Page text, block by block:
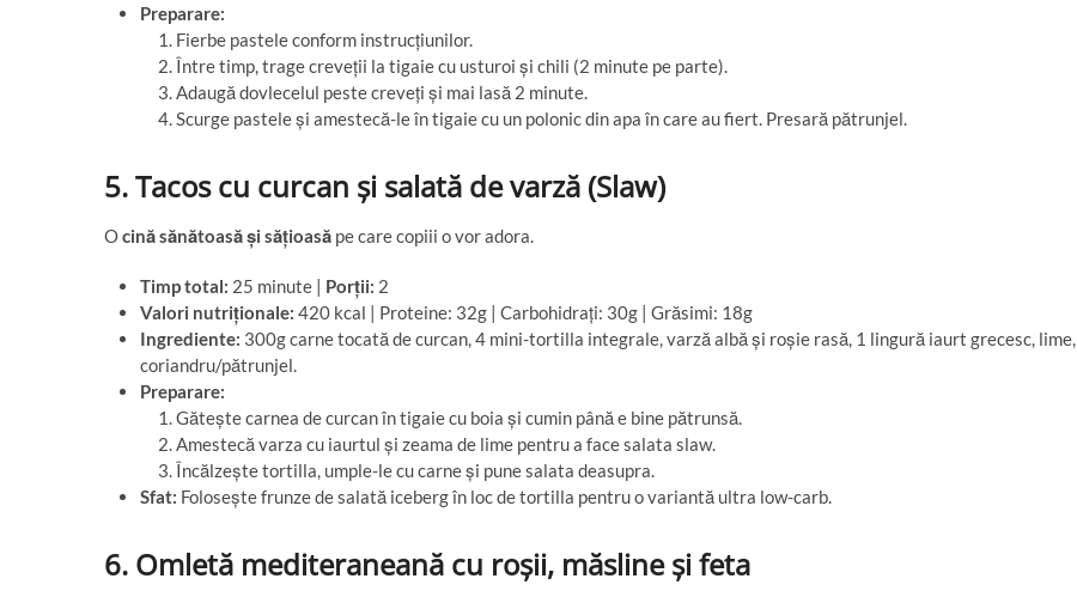
Preparare:
Fierbe pastele conform instrucțiunilor.
Între timp, trage creveții la tigaie cu usturoi și chili (2 minute pe parte).
Adaugă dovlecelul peste creveți și mai lasă 2 minute.
Scurge pastele și amestecă-le în tigaie cu un polonic din apa în care au fiert. Presară pătrunjel.
5. Tacos cu curcan și salată de varză (Slaw)
Ocină sănătoasă și sățioasă pe care copiii o vor adora.
Timp total: 25 minute | Porții: 2
Valori nutriționale: 420 kcal | Proteine: 32g | Carbohidrați: 30g | Grăsimi: 18g
Ingrediente: 300g carne tocată de curcan, 4 mini-tortilla integrale, varză albă și roșie rasă, 1 lingură iaurt grecesc, lime,
coriandru/pătrunjel.
Preparare:
Gătește carnea de curcan în tigaie cu boia și cumin până e bine pătrunsă.
Amestecă varza cu iaurtul și zeama de lime pentru a face salata slaw.
Încălzește tortilla, umple-le cu carne și pune salata deasupra.
Sfat: Folosește frunze de salată iceberg în loc de tortilla pentru o variantă ultra low-carb.
6. Omletă mediteraneană cu roșii, măsline și feta